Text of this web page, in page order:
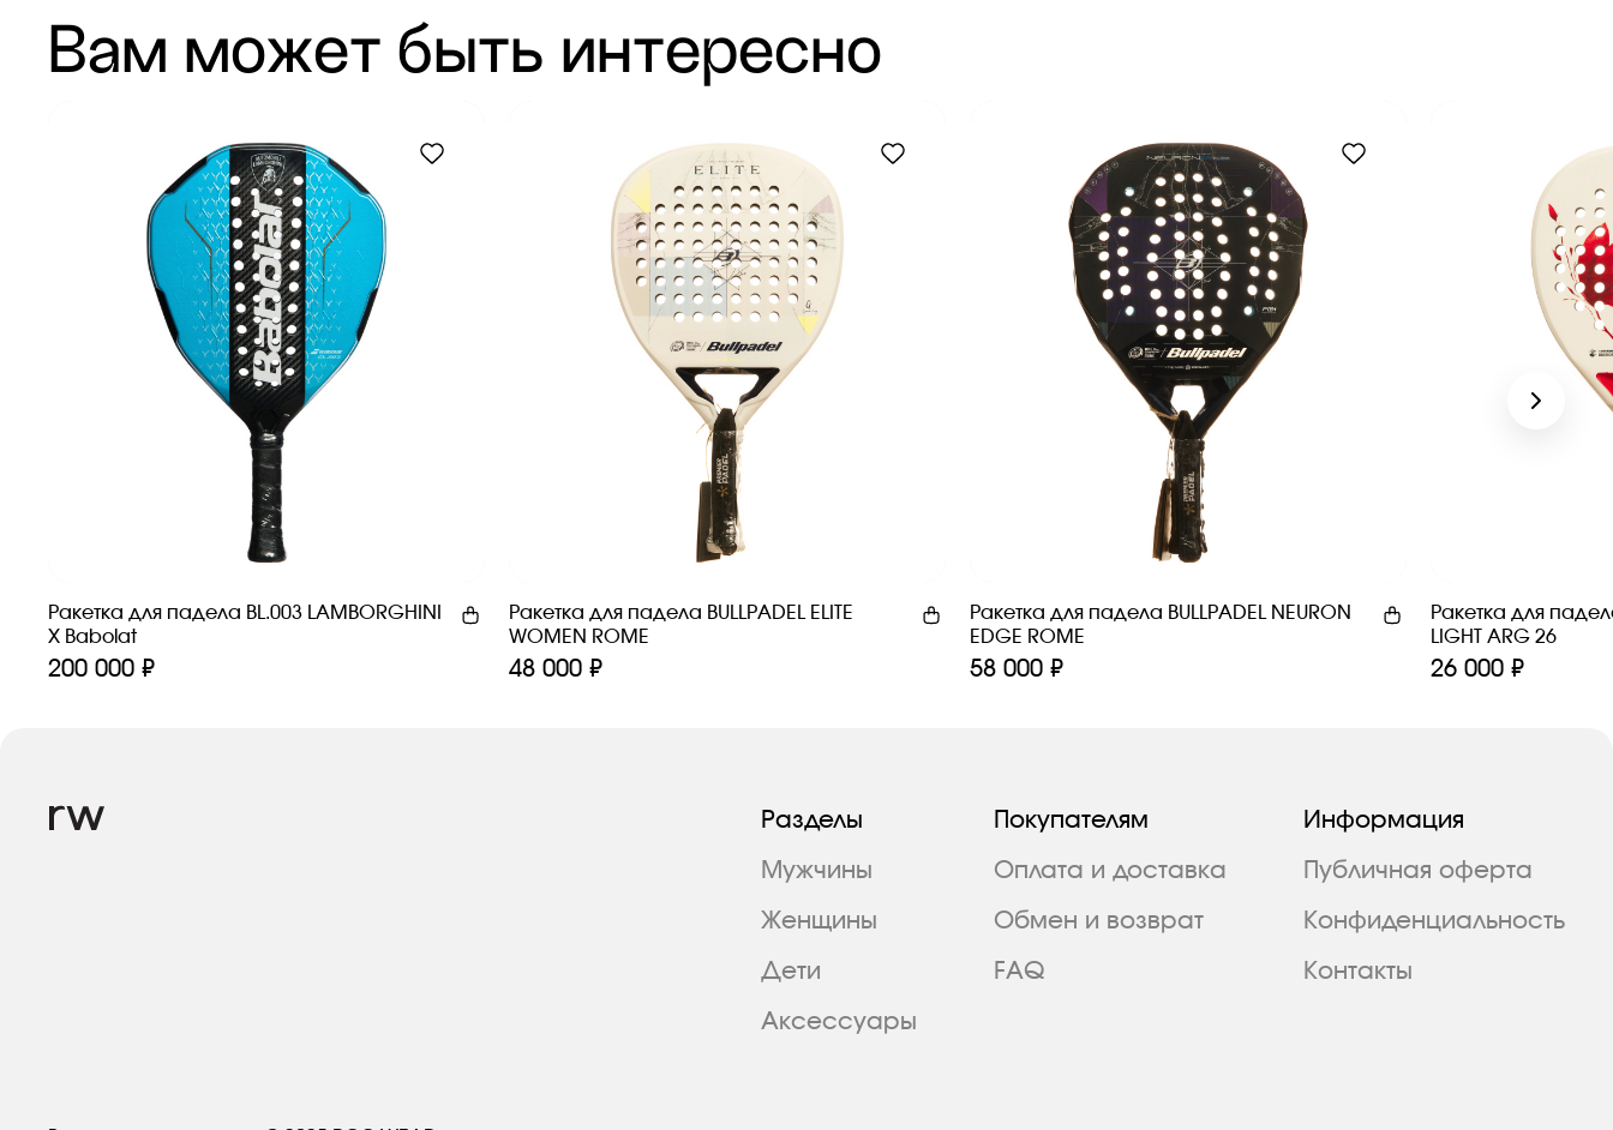
Вам может быть интересно
Ракетка для падела BL.003 LAMBORGHINI
Х Babolat
200 000 ₽
Ракетка для падела BULLPADEL ELITE
WOMEN ROME
48 000 ₽
Ракетка для падела BULLPADEL NEURON
EDGE ROME
58 000 ₽
Ракетка для
LIGHT ARG 26
26 000 ₽
Разделы
Мужчины
Женщины
Дети
Аксессуары
Покупателям
Оплата и доставка
Обмен и возврат
FAQ
Информация
Публичная оферта
Конфиденциальность
Контакты